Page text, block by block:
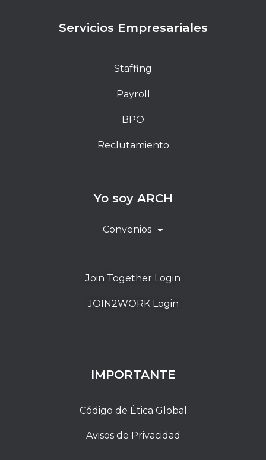
Servicios Empresariales
Staffing
Payroll
BPO
Reclutamiento
Yo soy ARCH
Convenios
Join Together Login
JOIN2WORK Login
IMPORTANTE
Código de Ética Global
Avisos de Privacidad